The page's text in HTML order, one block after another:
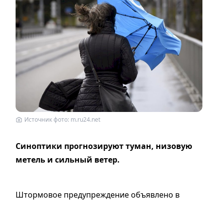
Источник фото: m.ru24.net
Синоптики прогнозируют туман, низовую
метель и сильный ветер.
Штормовое предупреждение объявлено в